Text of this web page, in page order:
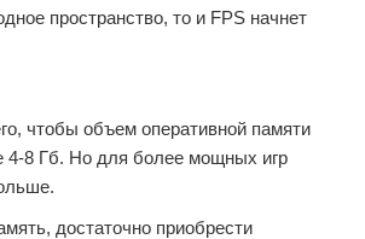
пространство, то и FPS начнет
чтобы объем оперативной памяти
4-8 Гб. Но для более мощных игр
достаточно приобрести